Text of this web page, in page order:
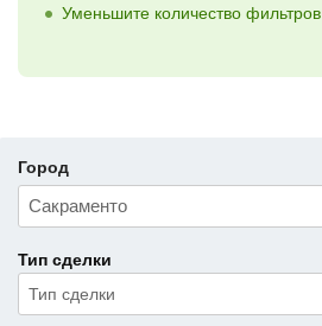
Город
Тип сделки
Тип сделки
Уменьшите количество фильтров